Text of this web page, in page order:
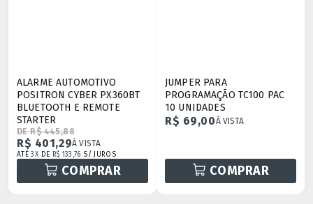
ALARME AUTOMOTIVO
POSITRON CYBER PX360BT
BLUETOOTH E REMOTE
STARTER
DE R$ 445,88
R$ 401,29À VISTA
ATÉ3XDE R$ 133,76 S/ JUROS
COMPRAR
JUMPER PARA
PROGRAMAÇÃO TC100 PAC
10 UNIDADES
R$ 69,00À VISTA
COMPRAR